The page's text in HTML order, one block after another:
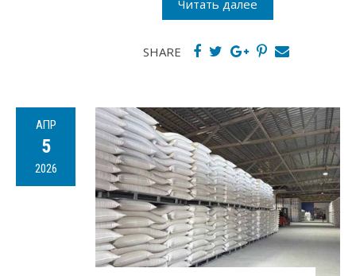
Читать далее
SHARE
АПР
5
2026